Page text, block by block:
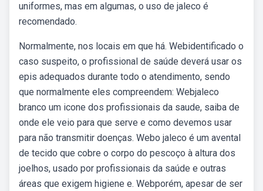
uniformes, mas em algumas, o uso de jaleco é
recomendado.
Normalmente, nos locais em que há. Webidentificado o
caso suspeito, o profissional de saúde deverá usar os
epis adequados durante todo o atendimento, sendo
que normalmente eles compreendem: Webjaleco
branco um icone dos profissionais da saude, saiba de
onde ele veio para que serve e como devemos usar
para não transmitir doenças. Webo jaleco é um avental
de tecido que cobre o corpo do pescoço à altura dos
joelhos, usado por profissionais da saúde e outras
áreas que exigem higiene e. Webporém, apesar de ser